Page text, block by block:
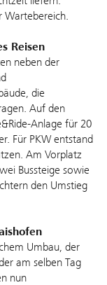
Wartebereich.
Reisen
neben der
die
Auf den
Anlage für 20
Für PKW entstand
Am Vorplatz
Bussteige sowie
den Umstieg
Umbau, der
am selben Tag
nun